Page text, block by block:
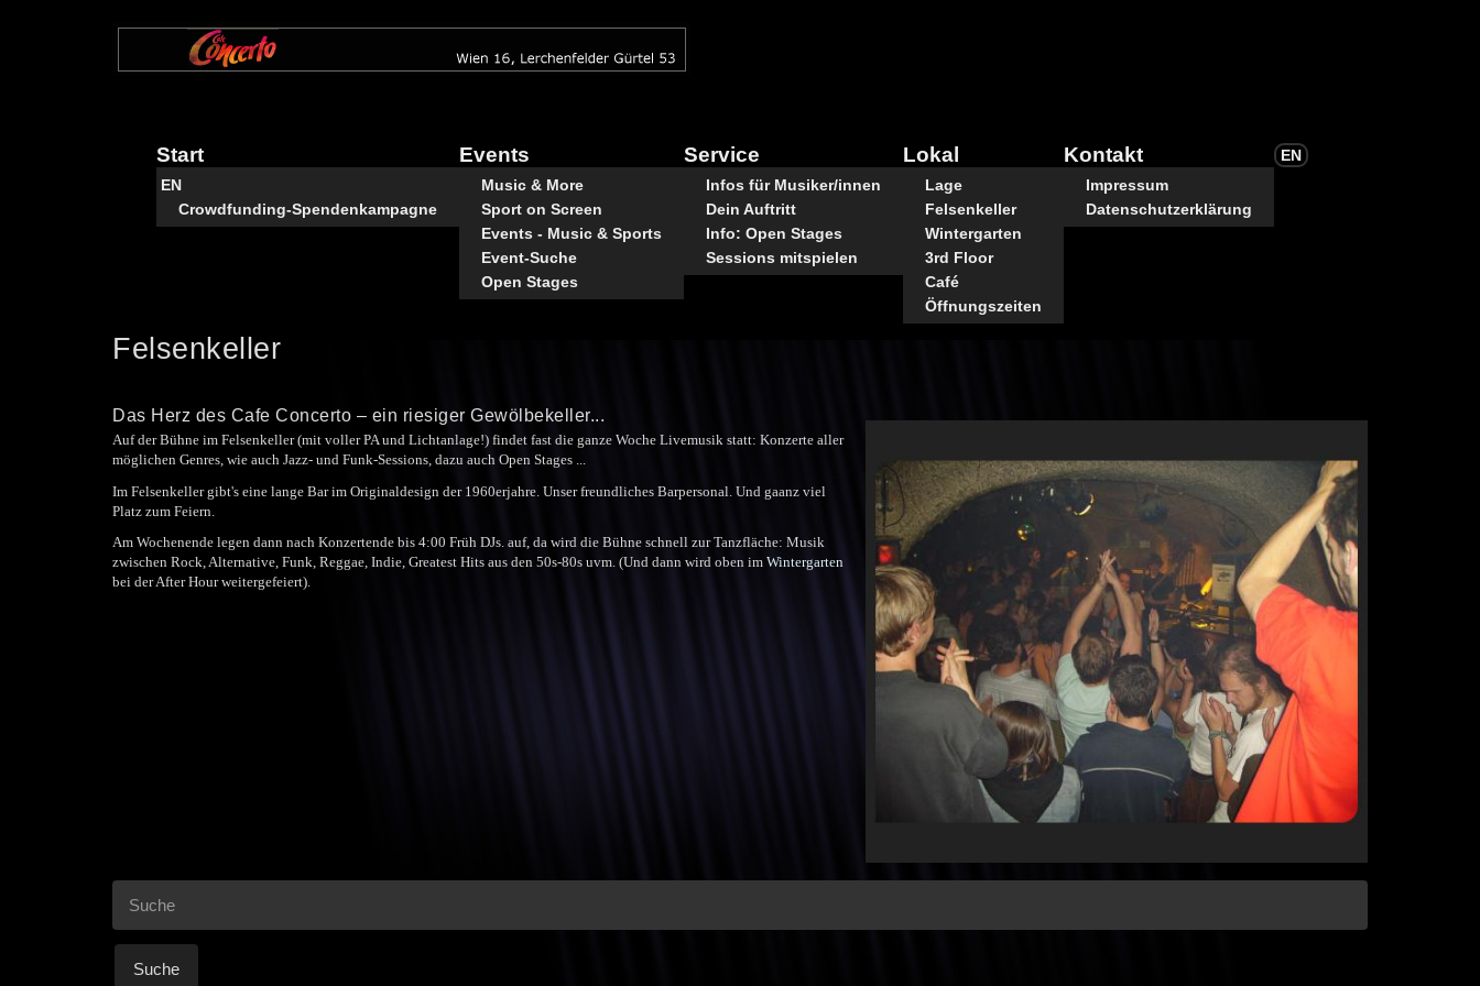
Start
EN
Crowdfunding-Spendenkampagne
Events
Music & More
Sport on Screen
Events - Music & Sports
Event-Suche
Open Stages
Service
Infos für Musiker/innen
Dein Auftritt
Info: Open Stages
Sessions mitspielen
Lokal
Lage
Felsenkeller
Wintergarten
3rd Floor
Café
Öffnungszeiten
Kontakt
Impressum
Datenschutzerklärung
EN
Felsenkeller
Das Herz des Cafe Concerto – ein riesiger Gewölbekeller...
Auf der Bühne im Felsenkeller (mit voller PA und Lichtanlage!) findet fast die ganze Woche Livemusik statt: Konzerte aller
möglichen Genres, wie auch Jazz- und Funk-Sessions, dazu auch Open Stages ...
Im Felsenkeller gibt's eine lange Bar im Originaldesign der 1960erjahre. Unser freundliches Barpersonal. Und gaanz viel
Platz zum Feiern.
Am Wochenende legen dann nach Konzertende bis 4:00 Früh DJs. auf, da wird die Bühne schnell zur Tanzfläche: Musik
zwischen Rock, Alternative, Funk, Reggae, Indie, Greatest Hits aus den 50s-80s uvm. (Und dann wird oben im Wintergarten
bei der After Hour weitergefeiert).